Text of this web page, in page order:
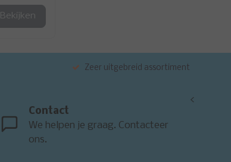
Bekijken
Zeer uitgebreid assortiment
Contact
We helpen je graag. Contacteer
ons.
<